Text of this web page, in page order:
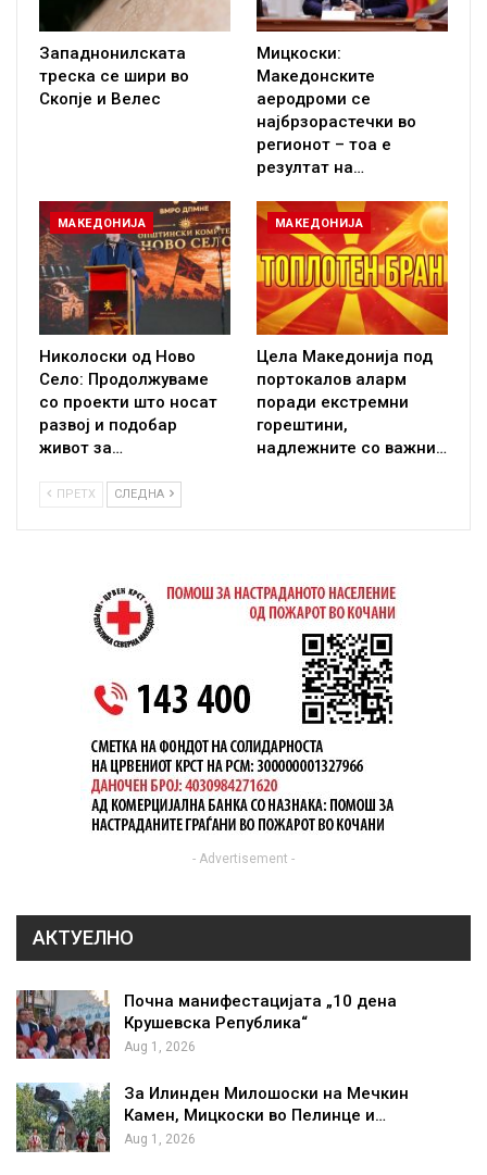
Западнонилската
треска се шири во
Скопје и Велес
Мицкоски:
Македонските
аеродроми се
најбрзорастечки во
регионот – тоа е
резултат на…
МАКЕДОНИЈА
Николоски од Ново
Село: Продолжуваме
со проекти што носат
развој и подобар
живот за…
МАКЕДОНИЈА
Цела Македонија под
портокалов аларм
поради екстремни
горештини,
надлежните со важни…
ПРЕТХ СЛЕДНА
- Advertisement -
АКТУЕЛНО
Почна манифестацијата „10 дена
Крушевска Република“
Aug 1, 2026
За Илинден Милошоски на Мечкин
Камен, Мицкоски во Пелинце и…
Aug 1, 2026